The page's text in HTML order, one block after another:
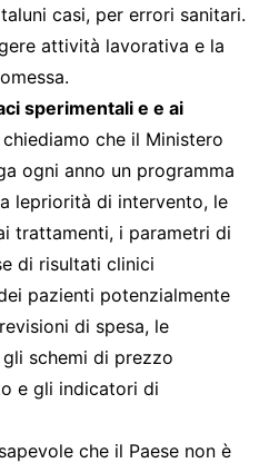
casi, per errori sanitari.
attività lavorativa e la
sperimentali e e ai
chiediamo che il Ministero
ogni anno un programma
lepriorità di intervento, le
trattamenti, i parametri di
di risultati clinici
pazienti potenzialmente
di spesa, le
schemi di prezzo
e gli indicatori di
che il Paese non è